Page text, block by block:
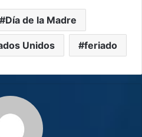
Día de la Madre
Unidos feriado